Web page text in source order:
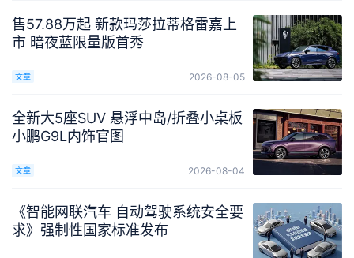
售57.88万起 新款玛莎拉蒂格雷嘉上
市 暗夜蓝限量版首秀
2026-08-05
文章
全新大5座SUV 悬浮中岛/折叠小桌板
小鹏G9L内饰官图
2026-08-04
文章
《智能网联汽车 自动驾驶系统安全要
求》强制性国家标准发布